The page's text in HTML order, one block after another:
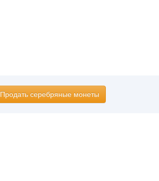
Продать серебряные монеты